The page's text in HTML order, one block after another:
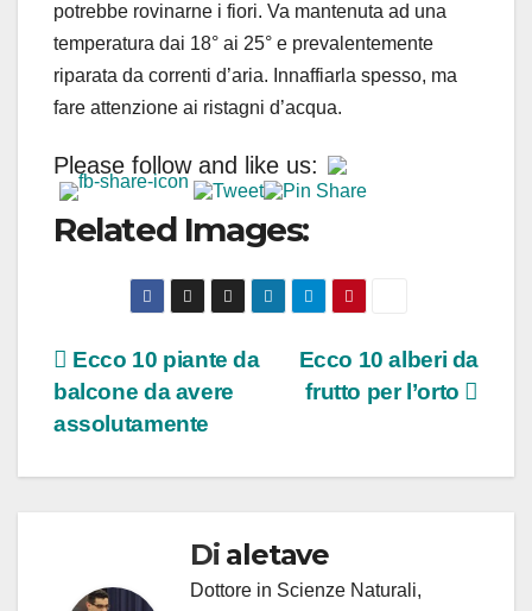
potrebbe rovinarne i fiori. Va mantenuta ad una
temperatura dai 18° ai 25° e prevalentemente
riparata da correnti d’aria. Innaffiarla spesso, ma
fare attenzione ai ristagni d’acqua.
Please follow and like us:
Related Images:
Navigazione
articoli
Ecco 10 alberi da
frutto per l’orto
Ecco 10 piante da
balcone da avere
assolutamente
Di aletave
Dottore in Scienze Naturali,